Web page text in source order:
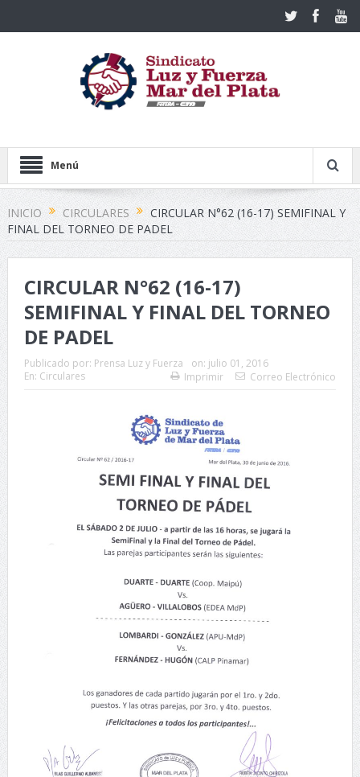
Menú
INICIO CIRCULARES
CIRCULAR N°62 (16-17) SEMIFINAL Y
FINAL DEL TORNEO DE PADEL
CIRCULAR N°62 (16-17)
SEMIFINAL Y FINAL DEL TORNEO
DE PADEL
Publicado por: Prensa Luz y Fuerza on: julio 01, 2016
En: Circulares Imprimir Correo Electrónico